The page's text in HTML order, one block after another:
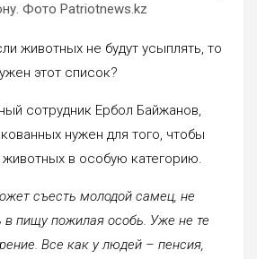
Фото Patriotnews.kz
животных не будут усыплять, то
этот список?
сотрудник Ербол Байжанов,
нужен для того, чтобы
в особую категорию.
съесть молодой самец, не
в пищу пожилая особь. Уже не те
Все как у людей – пенсия,